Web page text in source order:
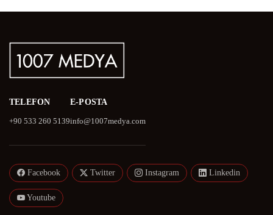
TELEFON
+90 533 260 5139
E-POSTA
info@1007medya.com
Facebook Twitter Instagram Linkedin
Youtube